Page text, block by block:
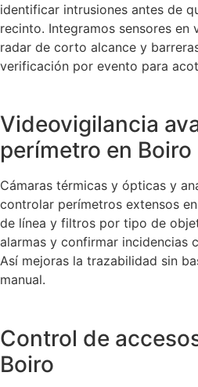
identificar intrusiones antes de
recinto. Integramos sensores en
radar de corto alcance y
verificación por evento para
Videovigilancia
perímetro en Boiro
Cámaras térmicas y ópticas y
controlar perímetros extensos
de línea y filtros por tipo de
alarmas y confirmar incidencias
Así mejoras la trazabilidad sin
manual.
Control de
Boiro